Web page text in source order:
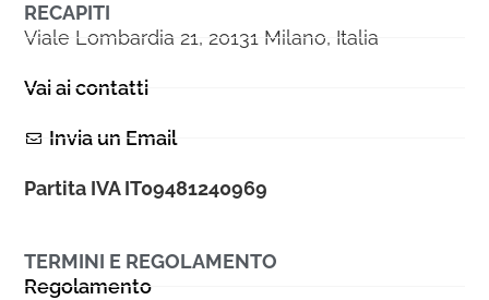
RECAPITI
Viale Lombardia 21, 20131 Milano, Italia
Vai ai contatti
Invia un Email
Partita IVA IT09481240969
TERMINI E REGOLAMENTO
Regolamento